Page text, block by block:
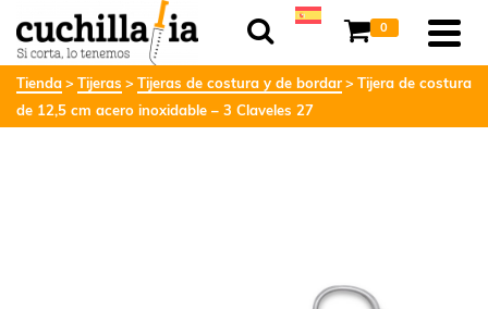
0
Tienda Tijeras Tijeras de costura y de bordar
Tijera de costura
de 12,5 cm acero inoxidable – 3 Claveles 27